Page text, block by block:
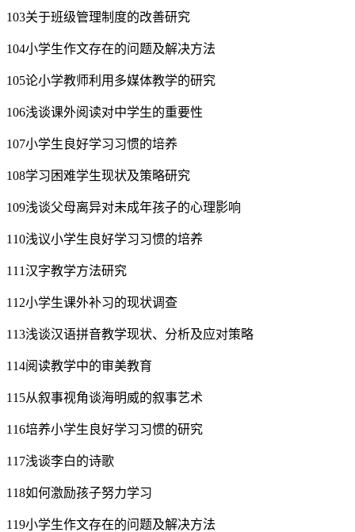
103关于班级管理制度的改善研究
104小学生作文存在的问题及解决方法
105论小学教师利用多媒体教学的研究
106浅谈课外阅读对中学生的重要性
107小学生良好学习习惯的培养
108学习困难学生现状及策略研究
109浅谈父母离异对未成年孩子的心理影响
110浅议小学生良好学习习惯的培养
111汉字教学方法研究
112小学生课外补习的现状调查
113浅谈汉语拼音教学现状、分析及应对策略
114阅读教学中的审美教育
115从叙事视角谈海明威的叙事艺术
116培养小学生良好学习习惯的研究
117浅谈李白的诗歌
118如何激励孩子努力学习
119小学生作文存在的问题及解决方法